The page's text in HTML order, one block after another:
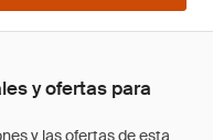
y ofertas para